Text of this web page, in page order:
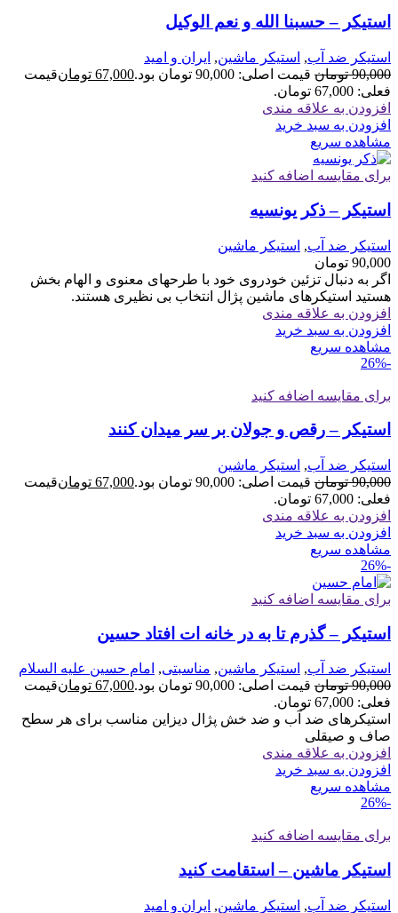
استیکر – حسبنا الله و نعم الوکیل
استیکر ضد آب, استیکر ماشین, ایران و امید
90,000 تومان قیمت اصلی: 90,000 تومان بود. 67,000 تومانقیمت
فعلی: 67,000 تومان.
افزودن به علاقه مندی
افزودن به سبد خرید
مشاهده سریع
برای مقایسه اضافه کنید
استیکر – ذکر یونسیه
استیکر ضد آب, استیکر ماشین
90,000 تومان
اگر به دنبال تزئین خودروی خود با طرحهای معنوی و الهام بخش
هستید استیکرهای ماشین پژال انتخاب بی نظیری هستند.
افزودن به علاقه مندی
افزودن به سبد خرید
مشاهده سریع
-26%
برای مقایسه اضافه کنید
استیکر – رقص و جولان بر سر میدان کنند
استیکر ضد آب, استیکر ماشین
90,000 تومان قیمت اصلی: 90,000 تومان بود. 67,000 تومانقیمت
فعلی: 67,000 تومان.
افزودن به علاقه مندی
افزودن به سبد خرید
مشاهده سریع
-26%
برای مقایسه اضافه کنید
استیکر – گذرم تا به در خانه ات افتاد حسین
استیکر ضد آب, استیکر ماشین, مناسبتی, امام حسین علیه السلام
90,000 تومان قیمت اصلی: 90,000 تومان بود. 67,000 تومانقیمت
فعلی: 67,000 تومان.
استیکرهای ضد آب و ضد خش پژال دیزاین مناسب برای هر سطح
صاف و صیقلی
افزودن به علاقه مندی
افزودن به سبد خرید
مشاهده سریع
-26%
برای مقایسه اضافه کنید
استیکر ماشین – استقامت کنید
استیکر ضد آب, استیکر ماشین, ایران و امید